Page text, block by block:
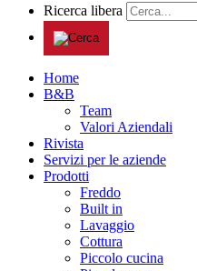
Ricerca libera
Home
B&B
Team
Valori Aziendali
Rivista
Servizi per le aziende
Prodotti
Freddo
Built in
Lavaggio
Cottura
Piccolo cucina